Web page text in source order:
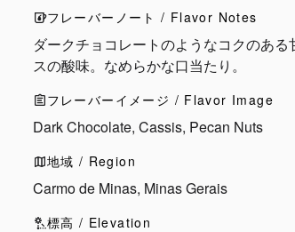
フレーバーノート / Flavor Notes
ダークチョコレートのようなコクのある
スの酸味。なめらかな口当たり。
フレーバーイメージ / Flavor Image
Dark Chocolate, Cassis, Pecan Nuts
地域 / Region
Carmo de Minas, Minas Gerais
標高 / Elevation